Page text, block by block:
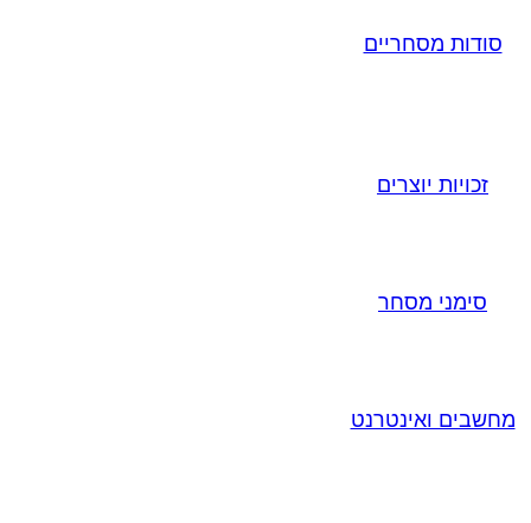
סודות מסחריים
זכויות יוצרים
סימני מסחר
מחשבים ואינטרנט